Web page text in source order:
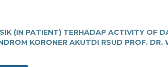
(IN PATIENT) TERHADAP ACTIVITY OF
KORONER AKUTDI RSUD PROF. DR.